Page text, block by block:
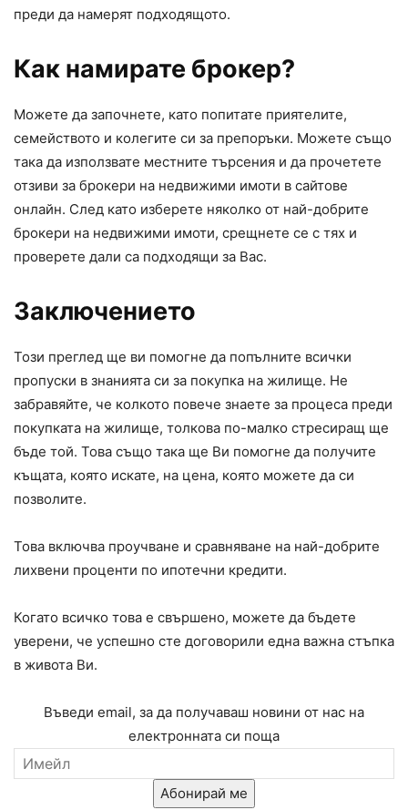
преди да намерят подходящото.
Как намирате брокер?
Можете да започнете, като попитате приятелите,
семейството и колегите си за препоръки. Можете също
така да използвате местните търсения и да прочетете
отзиви за брокери на недвижими имоти в сайтове
онлайн. След като изберете няколко от най-добрите
брокери на недвижими имоти, срещнете се с тях и
проверете дали са подходящи за Вас.
Заключението
Този преглед ще ви помогне да попълните всички
пропуски в знанията си за покупка на жилище. Не
забравяйте, че колкото повече знаете за процеса преди
покупката на жилище, толкова по-малко стресиращ ще
бъде той. Това също така ще Ви помогне да получите
къщата, която искате, на цена, която можете да си
позволите.
Това включва проучване и сравняване на най-добрите
лихвени проценти по ипотечни кредити.
Когато всичко това е свършено, можете да бъдете
уверени, че успешно сте договорили една важна стъпка
в живота Ви.
Въведи email, за да получаваш новини от нас на
електронната си поща
Абонирай ме